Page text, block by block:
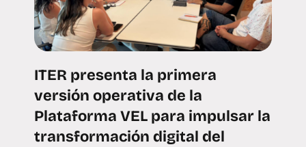
ITER presenta la primera
versión operativa de la
Plataforma VEL para impulsar la
transformación digital del